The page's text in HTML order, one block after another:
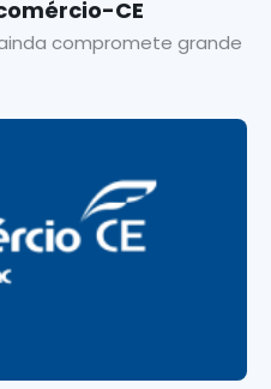
CE
compromete grande